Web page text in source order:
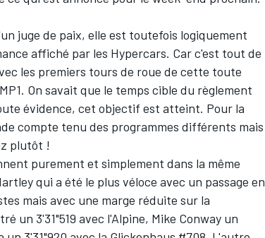
juge de paix, elle est toutefois logiquement
affiché par les Hypercars. Car c'est tout de
les premiers tours de roue de cette toute
On savait que le temps cible du règlement
évidence, cet objectif est atteint. Pour la
compte tenu des programmes différents mais
plutôt !
purement et simplement dans la même
qui a été le plus véloce avec un passage en
mais avec une marge réduite sur la
un 3'31"519 avec l'Alpine, Mike Conway un